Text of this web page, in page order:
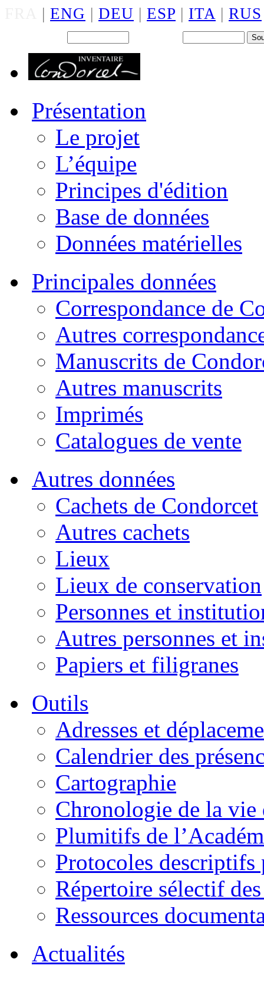
| ENG | DEU | ESP | ITA | RUS
Présentation
Le projet
L’équipe
Principes d'édition
Base de données
Données matérielles
Principales données
Correspondance de
Autres
Manuscrits de
Autres manuscrits
Imprimés
Catalogues de vente
Autres données
Cachets de Condorcet
Autres cachets
Lieux
Lieux de conservation
Personnes et
Autres personnes et
Papiers et filigranes
Outils
Adresses et
Calendrier des
Cartographie
Chronologie de la vie
Plumitifs de
Protocoles descriptifs
Répertoire sélectif
Ressources
Actualités